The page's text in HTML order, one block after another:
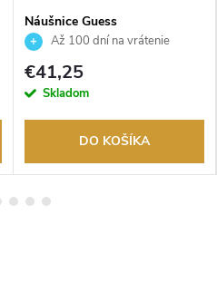
Náušnice Guess
JUBE04608JWRHT
Až 100 dní na vrátenie
tovaru. Autorizovaný predajca.
€41,25
Skladom
DO KOŠÍKA